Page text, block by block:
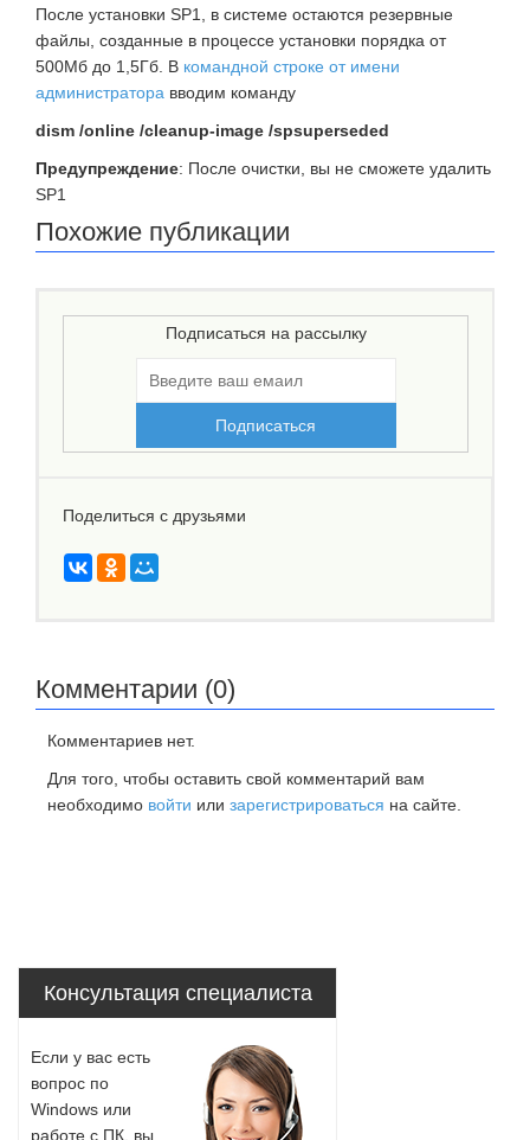
После установки SP1, в системе остаются резервные
файлы, созданные в процессе установки порядка от
500Мб до 1,5Гб. В командной строке от имени
администратора вводим команду
dism /online /cleanup-image /spsuperseded
Предупреждение: После очистки, вы не сможете удалить
SP1
Похожие публикации
Подписаться на рассылку
Поделиться с друзьями
Комментарии (0)
Комментариев нет.
Для того, чтобы оставить свой комментарий вам
необходимо войти или зарегистрироваться на сайте.
Консультация специалиста
Если у вас есть
вопрос по
Windows или
работе с ПК, вы